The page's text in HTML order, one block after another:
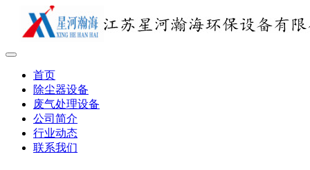
首页
除尘器设备
废气处理设备
公司简介
行业动态
联系我们